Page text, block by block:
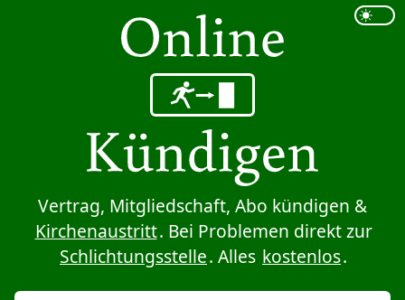
Sprung zum Inhalt
Vertrag, Mitgliedschaft, Abo kündigen &
Kirchenaustritt. Bei Problemen direkt zur
Schlichtungsstelle. Alles kostenlos.